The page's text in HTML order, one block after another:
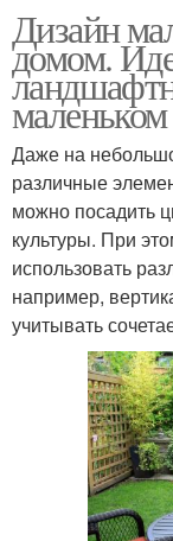
Дизайн
домом.
Даже на
различные
можно посадить
культуры. При
использовать
например,
учитывать